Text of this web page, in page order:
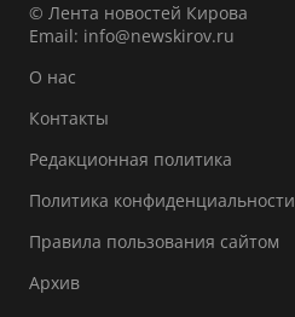
© Лента новостей Кирова
Email: info@newskirov.ru
О нас
Контакты
Редакционная политика
Политика конфиденциальности
Правила пользования сайтом
Архив